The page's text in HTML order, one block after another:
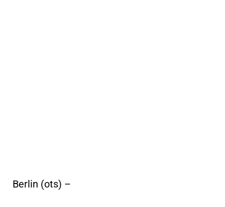
Berlin (ots) –